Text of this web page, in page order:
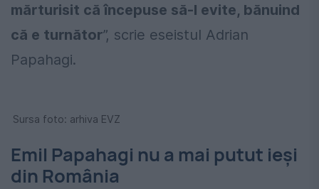
mărturisit că începuse să-l evite, bănuind
că e turnător”, scrie eseistul Adrian
Papahagi.
Sursa foto: arhiva EVZ
Emil Papahagi nu a mai putut ieși
din România